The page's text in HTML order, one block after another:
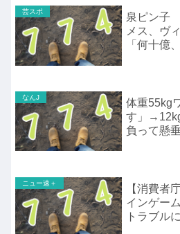
芸スポ
泉ピン子
メス、ヴ
「何十億
なんJ
体重55kg
す」
負って懸
ニュー速＋
【消費者
インゲー
トラブル